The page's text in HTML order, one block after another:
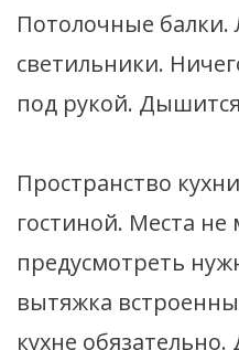
Потолочные
светильники.
под рукой.
Пространство
гостиной. Места не
предусмотреть
вытяжка
кухне